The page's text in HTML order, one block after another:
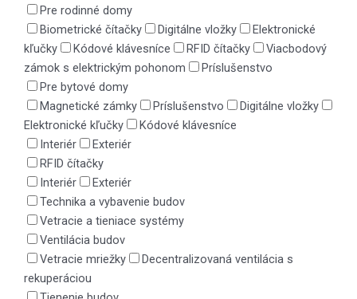
Pre rodinné domy
Biometrické čítačky
Digitálne vložky
Elektronické
kľučky
Kódové klávesníce RFID čítačky
Viacbodový
zámok s elektrickým pohonom
Príslušenstvo
Pre bytové domy
Magnetické zámky
Príslušenstvo
Digitálne vložky
Elektronické kľučky
Kódové klávesníce
Interiér
Exteriér
RFID čítačky
Interiér
Exteriér
Technika a vybavenie budov
Vetracie a tieniace systémy
Ventilácia budov
Vetracie mriežky
Decentralizovaná ventilácia s
rekuperáciou